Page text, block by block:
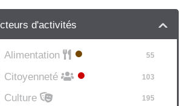
d'activités
Alimentation 55
Citoyenneté 103
Culture 195